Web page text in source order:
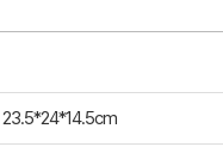
23.5*24*14.5cm